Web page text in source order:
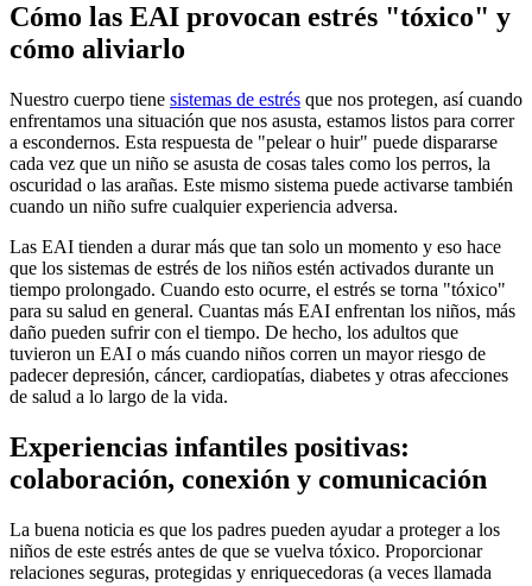
Cómo las EAI provocan estrés "tóxico" y
cómo aliviarlo
Nuestro cuerpo tiene sistemas de estrés que nos protegen, así cuando
enfrentamos una situación que nos asusta, estamos listos para correr
a escondernos. Esta respuesta de "pelear o huir" puede dispararse
cada vez que un niño se asusta de cosas tales como los perros, la
oscuridad o las arañas. Este mismo sistema puede activarse también
cuando un niño sufre cualquier experiencia adversa.
Las EAI tienden a durar más que tan solo un momento y eso hace
que los sistemas de estrés de los niños estén activados durante un
tiempo prolongado. Cuando esto ocurre, el estrés se torna "tóxico"
para su salud en general. Cuantas más EAI enfrentan los niños, más
daño pueden sufrir con el tiempo. De hecho, los adultos que
tuvieron un EAI o más cuando niños corren un mayor riesgo de
padecer depresión, cáncer, cardiopatías, diabetes y otras afecciones
de salud a lo largo de la vida.
Experiencias infantiles positivas:
colaboración, conexión y comunicación
La buena noticia es que los padres pueden ayudar a proteger a los
niños de este estrés antes de que se vuelva tóxico. Proporcionar
relaciones seguras, protegidas y enriquecedoras (a veces llamada